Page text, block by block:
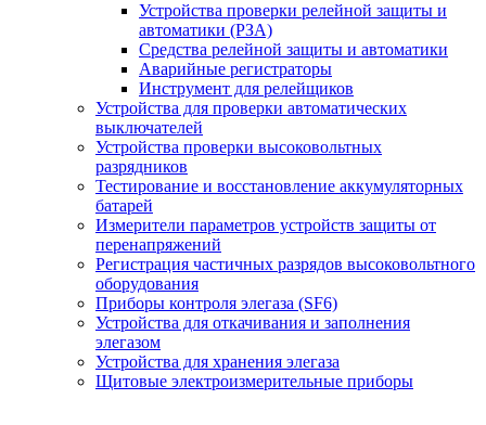
Устройства проверки релейной защиты и
автоматики (РЗА)
Средства релейной защиты и автоматики
Аварийные регистраторы
Инструмент для релейщиков
Устройства для проверки автоматических
выключателей
Устройства проверки высоковольтных
разрядников
Тестирование и восстановление аккумуляторных
батарей
Измерители параметров устройств защиты от
перенапряжений
Регистрация частичных разрядов высоковольтного
оборудования
Приборы контроля элегаза (SF6)
Устройства для откачивания и заполнения
элегазом
Устройства для хранения элегаза
Щитовые электроизмерительные приборы